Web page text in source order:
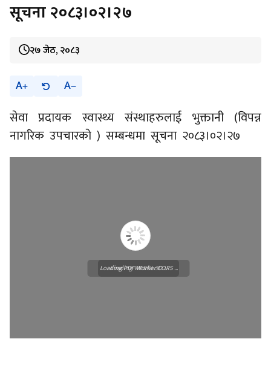
सूचना २०८३।०२।२७
२७ जेठ, २०८३
A A
सेवा प्रदायक स्वास्थ्य संस्थाहरुलाई भुक्तानी (विपन्न
नागरिक उपचारको ) सम्बन्धमा सूचना २०८३।०२।२७
Loading WEBGL 3D ...
Loading PDF Worker CORS ...